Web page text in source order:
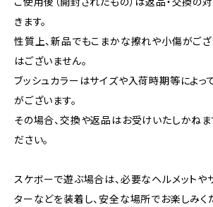
きます。
性質上、新品でもこまかな擦れや小傷がご
はございません。
ブッシュカラーはサイズや入荷時期等によ
がございます。
その場合、交換や返品はお受けいたしかね
ださい。
スケボーで遊ぶ場合は、必要なヘルメットや
ターなどを装着し、安全な場所でお楽しみく